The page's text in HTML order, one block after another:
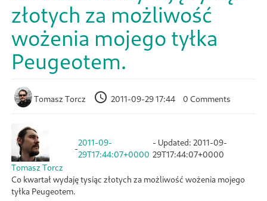
złotych za możliwość
wożenia mojego tyłka
Peugeotem.
Tomasz Torcz 2011-09-29 17:44 0 Comments
Tomasz Torcz
-
2011-09-
29T17:44:07+0000
- Updated:2011-09-
29T17:44:07+0000
Co kwartał wydaję tysiąc złotych za możliwość wożenia mojego
tyłka Peugeotem.